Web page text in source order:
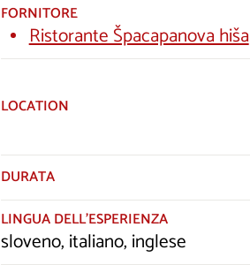
FORNITORE
Ristorante Špacapanova hiša
LOCATION
DURATA
LINGUA DELL’ESPERIENZA
sloveno, italiano, inglese